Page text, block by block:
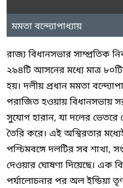
মমতা বন্দ্যোপাধ্যায়
রাজ্য বিধানসভার সাম্প্রতিক
২৯৪টি আসনের মধ্যে মাত্র
হয়। দলীয় প্রধান মমতা
পরাজিত হওয়ায় বিধানসভায়
সুযোগ হারান, যা দলের ভেতরে
তৈরি করে। এই অস্থিরতার
পশ্চিমবঙ্গে দলটির সব শাখা,
দেওয়ার ঘোষণা দিয়েছে। এক
পর্যালোচনার পর অল ইন্ডিয়া